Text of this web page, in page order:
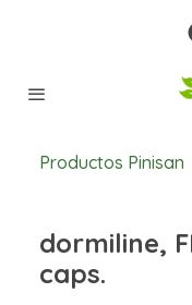
Productos Pinisan
dormiline,
caps.